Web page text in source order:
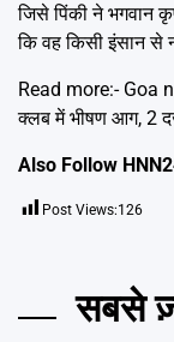
जिसे पिंकी ने भगवान
कि वह किसी इंसान से
Read more:- Goa
क्लब में भीषण आग, 2
Also Follow
Post Views:126
सबसे